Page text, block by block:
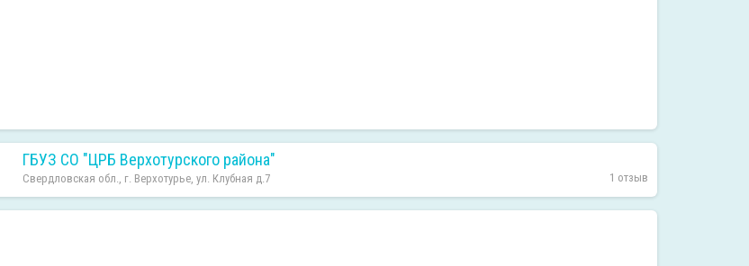
ГБУЗ СО "ЦРБ Верхотурского района"
Свердловская обл., г. Верхотурье, ул. Клубная д.7 1 отзыв